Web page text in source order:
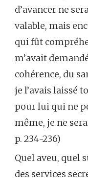
d’avancer ne
valable, mais
qui fût
m’avait
cohérence, du
je l’avais laissé
pour lui qui ne
même, je ne
p. 234-236)
Quel aveu, quel
des services